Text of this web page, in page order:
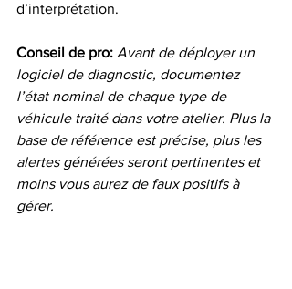
d’interprétation.
Conseil de pro: Avant de déployer un
logiciel de diagnostic, documentez
l’état nominal de chaque type de
véhicule traité dans votre atelier. Plus la
base de référence est précise, plus les
alertes générées seront pertinentes et
moins vous aurez de faux positifs à
gérer.